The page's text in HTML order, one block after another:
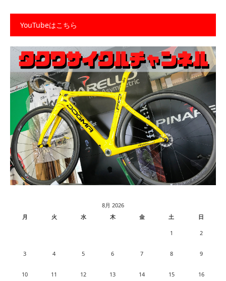
YouTubeはこちら
8月 2026
月
火 水 木 金 土 日
1 2
3 4 5 6 7 8 9
10 11 12 13 14 15 16